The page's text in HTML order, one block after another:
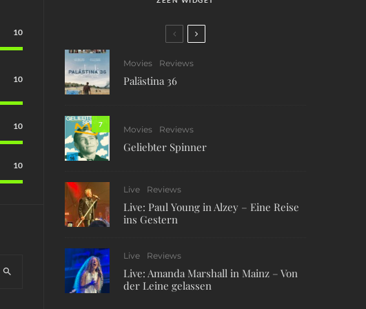
10
10
10
10
Movies Reviews
Palästina 36
7
Movies Reviews
Geliebter Spinner
Live Reviews
Live: Paul Young in Alzey – Eine Reise
ins Gestern
Live Reviews
Live: Amanda Marshall in Mainz – Von
der Leine gelassen